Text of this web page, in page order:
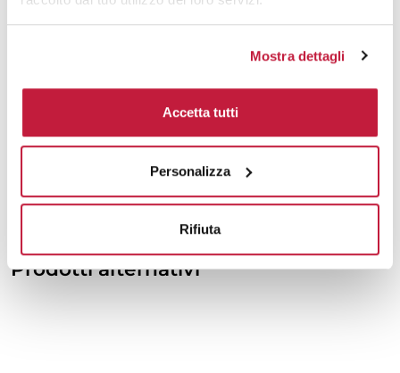
Mostra dettagli
Accetta tutti
Personalizza
Rifiuta
10000 € 0,86 € 0,81
Tecniche di stampa
Area di personalizzazione
Domande e risposte
Prodotti alternativi